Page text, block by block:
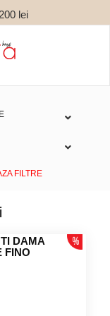
lei
FILTRE
DAMA
FINO